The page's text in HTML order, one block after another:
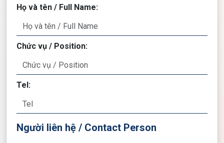
Họ và tên / Full Name:
Chức vụ / Position:
Tel:
Người liên hệ / Contact Person